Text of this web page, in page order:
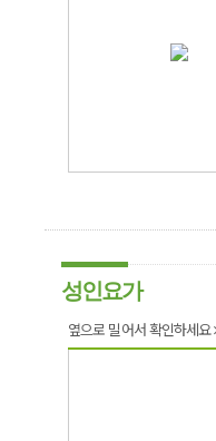
성인요가
옆으로 밀어서 확인하세요